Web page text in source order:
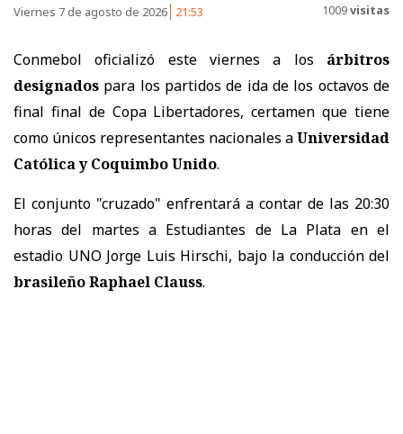
Viernes 7 de agosto de 2026 21:53 1009visitas
Conmebol oficializó este viernes a los árbitros
designados para los partidos de ida de los octavos de
final final de Copa Libertadores, certamen que tiene
como únicos representantes nacionales aUniversidad
Católica y Coquimbo Unido.
El conjunto "cruzado" enfrentará a contar de las 20:30
horas del martes a Estudiantes de La Plata en el
estadio UNO Jorge Luis Hirschi, bajo la conducción del
brasileño Raphael Clauss.